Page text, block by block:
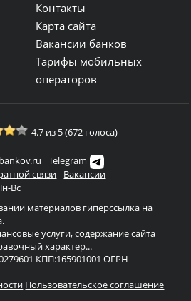
Контакты
Карта сайта
Вакансии банков
Тарифы мобильных
операторов
4.7 из 5 (672 голоса)
Telegram
связи
Вакансии
Вс
материалов гиперссылка на
услуги, содержание сайта
характер...
КПП:165901001 ОГРН
Пользовательское соглашение